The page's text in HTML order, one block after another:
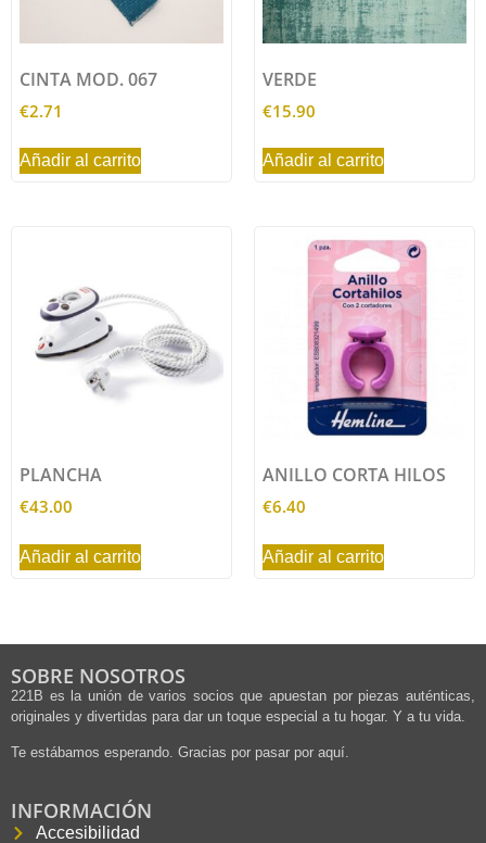
CINTA MOD. 067
€2.71
Añadir al carrito
VERDE
€15.90
Añadir al carrito
PLANCHA
€43.00
Añadir al carrito
ANILLO CORTA HILOS
€6.40
Añadir al carrito
SOBRE NOSOTROS
221B es la unión de varios socios que apuestan por piezas auténticas,
originales y divertidas para dar un toque especial a tu hogar. Y a tu vida.
Te estábamos esperando. Gracias por pasar por aquí.
INFORMACIÓN
Accesibilidad